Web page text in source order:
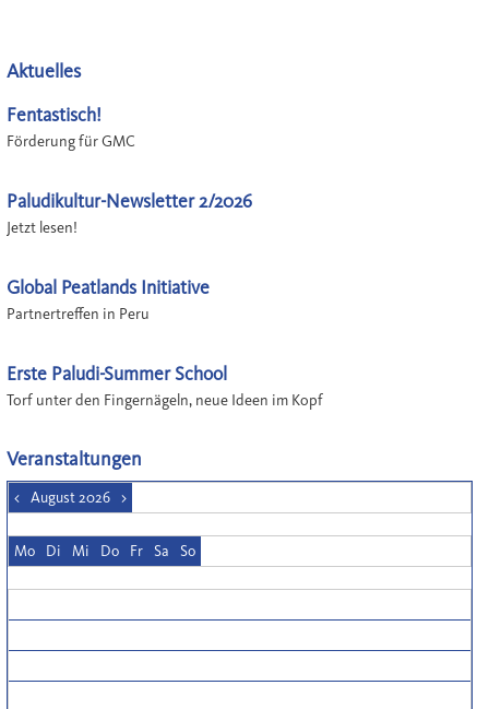
Aktuelles
Fentastisch!
Förderung für GMC
Paludikultur-Newsletter 2/2026
Jetzt lesen!
Global Peatlands Initiative
Partnertreffen in Peru
Erste Paludi-Summer School
Torf unter den Fingernägeln, neue Ideen im Kopf
Veranstaltungen
< August 2026 >
Mo Di Mi Do Fr Sa So